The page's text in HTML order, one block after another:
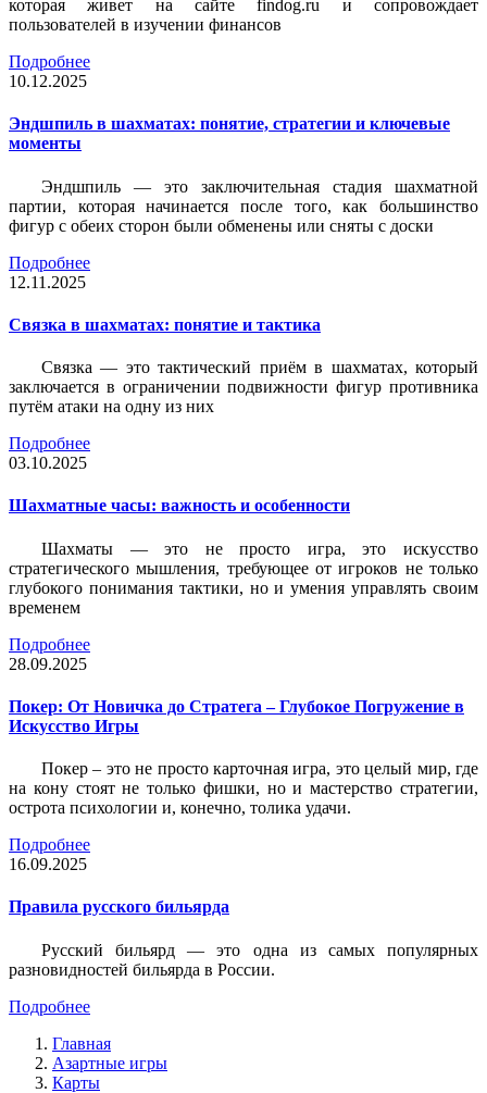
которая живет на сайте findog.ru и сопровождает
пользователей в изучении финансов
Подробнее
10.12.2025
Эндшпиль в шахматах: понятие, стратегии и ключевые
моменты
Эндшпиль — это заключительная стадия шахматной
партии, которая начинается после того, как большинство
фигур с обеих сторон были обменены или сняты с доски
Подробнее
12.11.2025
Связка в шахматах: понятие и тактика
Связка — это тактический приём в шахматах, который
заключается в ограничении подвижности фигур противника
путём атаки на одну из них
Подробнее
03.10.2025
Шахматные часы: важность и особенности
Шахматы — это не просто игра, это искусство
стратегического мышления, требующее от игроков не только
глубокого понимания тактики, но и умения управлять своим
временем
Подробнее
28.09.2025
Покер: От Новичка до Стратега – Глубокое Погружение в
Искусство Игры
Покер – это не просто карточная игра, это целый мир, где
на кону стоят не только фишки, но и мастерство стратегии,
острота психологии и, конечно, толика удачи.
Подробнее
16.09.2025
Правила русского бильярда
Русский бильярд — это одна из самых популярных
разновидностей бильярда в России.
Подробнее
Главная
Азартные игры
Карты